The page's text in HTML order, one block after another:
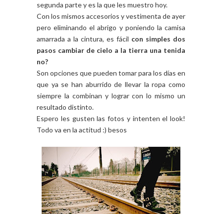
segunda parte y es la que les muestro hoy.
Con los mismos accesorios y vestimenta de ayer
pero eliminando el abrigo y poniendo la camisa
amarrada a la cintura, es fácil con simples dos
pasos cambiar de cielo a la tierra una tenida
no?
Son opciones que pueden tomar para los días en
que ya se han aburrido de llevar la ropa como
siempre la combinan y lograr con lo mismo un
resultado distinto.
Espero les gusten las fotos y intenten el look!
Todo va en la actitud :) besos